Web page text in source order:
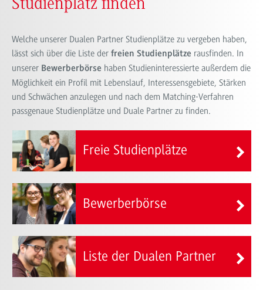
Studienplatz finden
Welche unserer Dualen Partner Studienplätze zu vergeben haben,
lässt sich über die Liste derfreien Studienplätze rausfinden. In
unserer Bewerberbörse haben Studieninteressierte außerdem die
Möglichkeit ein Profil mit Lebenslauf, Interessensgebiete, Stärken
und Schwächen anzulegen und nach dem Matching-Verfahren
passgenaue Studienplätze und Duale Partner zu finden.
Freie Studienplätze
Bewerberbörse
Liste der Dualen Partner